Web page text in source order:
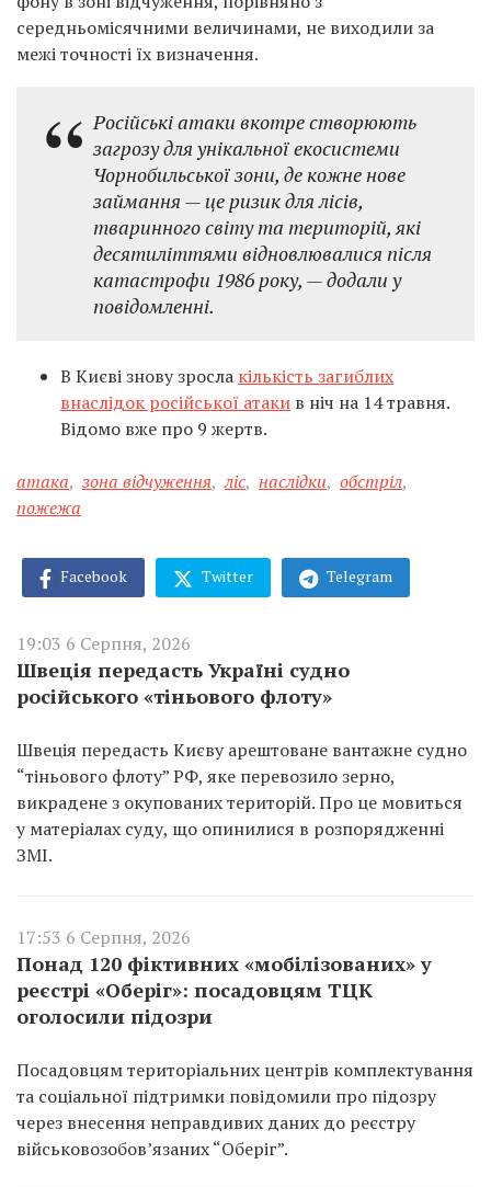
середньомісячними величинами, не виходили за
межі точності їх визначення.
Російські атаки вкотре створюють
загрозу для унікальної екосистеми
Чорнобильської зони, де кожне нове
займання — це ризик для лісів,
тваринного світу та територій, які
десятиліттями відновлювалися після
катастрофи 1986 року, — додали у
повідомленні.
В Києві знову зросла кількість загиблих
внаслідок російської атаки в ніч на 14 травня.
Відомо вже про 9 жертв.
атака, зона відчуження, ліс, наслідки, обстріл,
пожежа
Facebook Twitter Telegram
19:03 6 Серпня, 2026
Швеція передасть Україні судно
російського «тіньового флоту»
Швеція передасть Києву арештоване вантажне судно
“тіньового флоту” РФ, яке перевозило зерно,
викрадене з окупованих територій. Про це мовиться
у матеріалах суду, що опинилися в розпорядженні
ЗМІ.
17:53 6 Серпня, 2026
Понад 120 фіктивних «мобілізованих» у
реєстрі «Оберіг»: посадовцям ТЦК
оголосили підозри
Посадовцям територіальних центрів комплектування
та соціальної підтримки повідомили про підозру
через внесення неправдивих даних до реєстру
військовозобов’язаних “Оберіг”.